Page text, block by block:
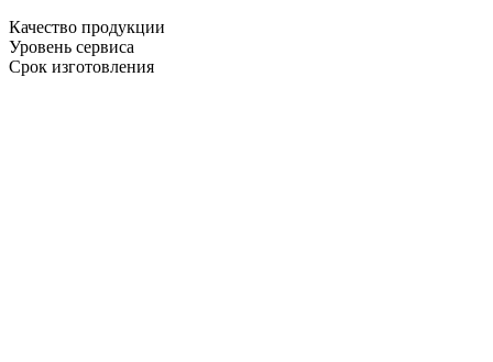
Качество продукции
Уровень сервиса
Срок изготовления